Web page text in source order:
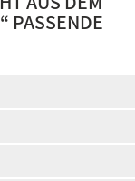
“ PASSENDE